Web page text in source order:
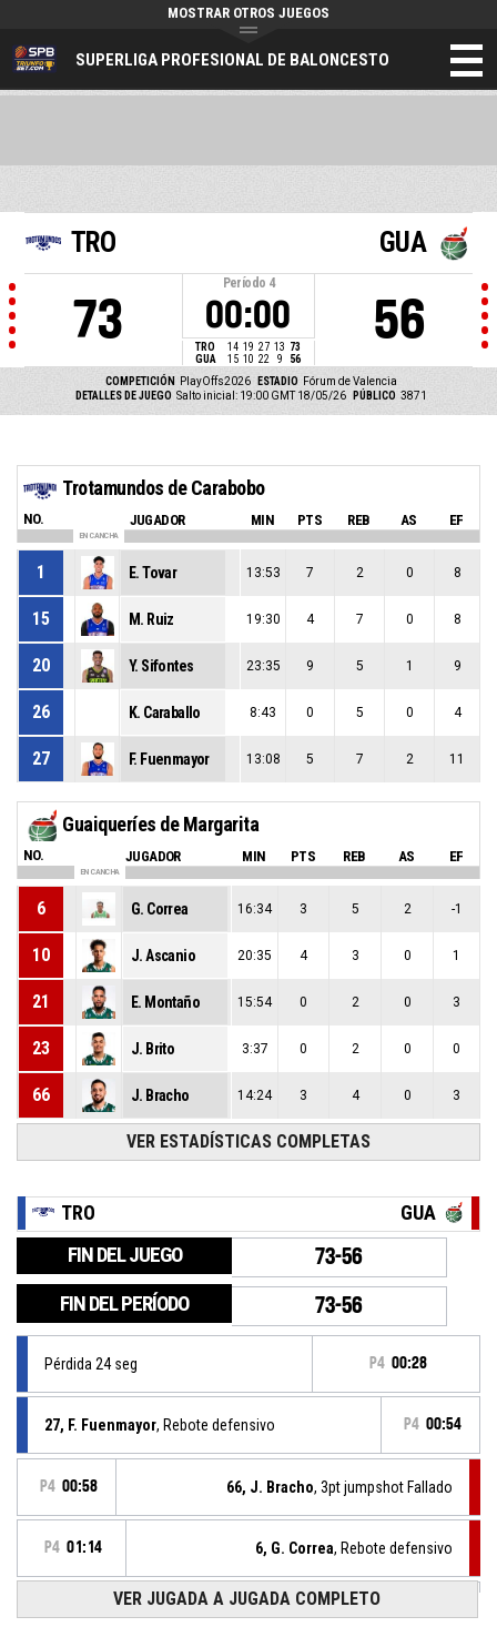
SUPERLIGA PROFESIONAL DE BALONCESTO
MOSTRAR OTROS JUEGOS
TRO
73
Período 4
00:00
TRO 14 19 27 13 73
GUA
15 10 22 9 56
GUA
56
COMPETICIÓN PlayOffs2026 ESTADIO
Fórum de Valencia
DETALLES DE JUEGO Salto inicial: 19:00 GMT 18/05/26 PÚBLICO 3871
Trotamundos de Carabobo
NO. JUGADOR MIN PTS REB AS EF
EN CANCHA
1 E. Tovar 13:53 7 2 0 8
15 M. Ruiz 19:30 4 7 0 8
20 Y. Sifontes 23:35 9 5 1 9
26 K. Caraballo 8:43 0 5 0 4
27 F. Fuenmayor 13:08 5 7 2 11
Guaiqueríes de Margarita
NO. JUGADOR MIN PTS REB AS EF
EN CANCHA
6 G. Correa 16:34 3 5 2 -1
10 J. Ascanio 20:35 4 3 0 1
21 E. Montaño 15:54 0 2 0 3
23 J. Brito 3:37 0 2 0 0
66 J. Bracho 14:24 3 4 0 3
VER ESTADÍSTICAS COMPLETAS
TRO GUA
FIN DEL JUEGO 73-56
FIN DEL PERÍODO 73-56
Pérdida 24 seg P4 00:28
27, F. Fuenmayor, Rebote defensivo P4 00:54
P4 00:58 66, J. Bracho, 3pt jumpshot Fallado
P4 01:14 6, G. Correa, Rebote defensivo
20, Y. Sifontes, Lanzamiento libre 2 de 2 Fallado
VER JUGADA A JUGADA COMPLETO